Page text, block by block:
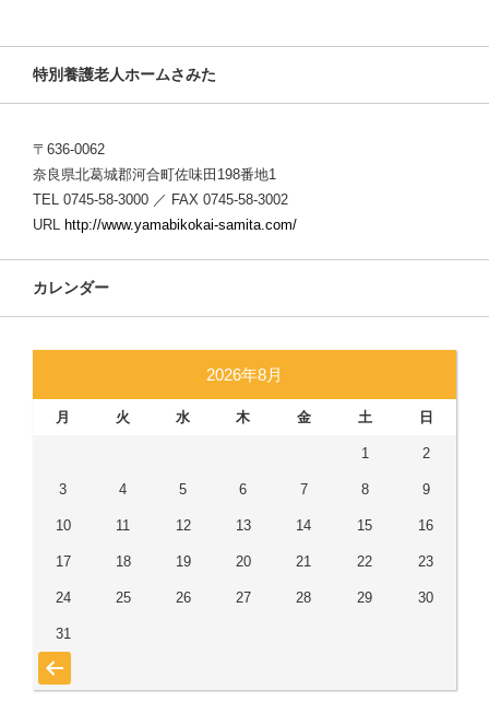
特別養護老人ホームさみた
〒636-0062
奈良県北葛城郡河合町佐味田198番地1
TEL 0745-58-3000 ／ FAX 0745-58-3002
URL http://www.yamabikokai-samita.com/
カレンダー
2026年8月
月 火 水 木 金 土 日
1 2
3 4 5 6 7 8 9
10 11 12 13 14 15 16
17 18 19 20 21 22 23
24 25 26 27 28 29 30
31
« 7月